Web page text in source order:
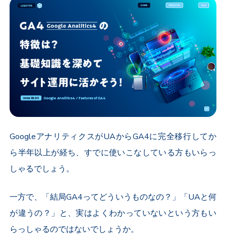
GoogleアナリティクスがUAからGA4に完全移行してか
ら半年以上が経ち、すでに使いこなしている方もいらっ
しゃるでしょう。
一方で、「結局GA4ってどういうものなの？」「UAと何
が違うの？」と、実はよくわかっていないという方もい
らっしゃるのではないでしょうか。